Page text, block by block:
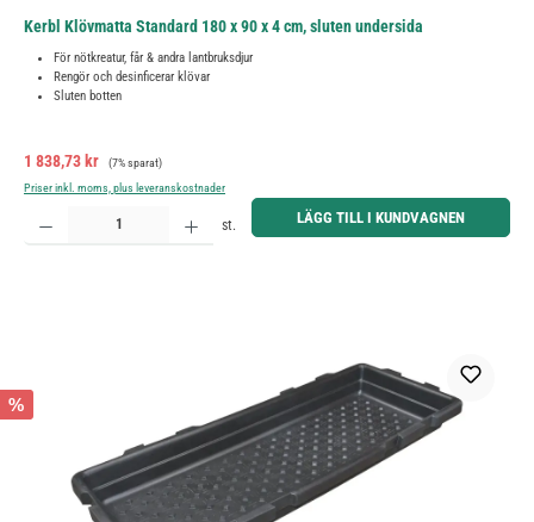
Kerbl Klövmatta Standard 180 x 90 x 4 cm, sluten undersida
För nötkreatur, får & andra lantbruksdjur
Rengör och desinficerar klövar
Sluten botten
Försäljningspris:
1 838,73 kr Ordinarie pris:
(7% sparat)
Priser inkl. moms, plus leveranskostnader
Produktkvantitet: Ange önskat belopp eller använd knapparna för att öka eller minska kvantiteten.
st. LÄGG TILL I KUNDVAGNEN
%